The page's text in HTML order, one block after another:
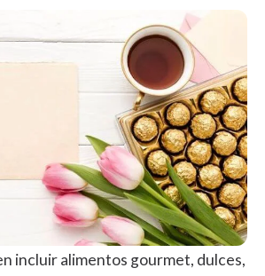
incluir alimentos gourmet, dulces,